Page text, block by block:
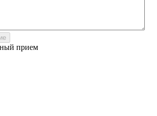
прием